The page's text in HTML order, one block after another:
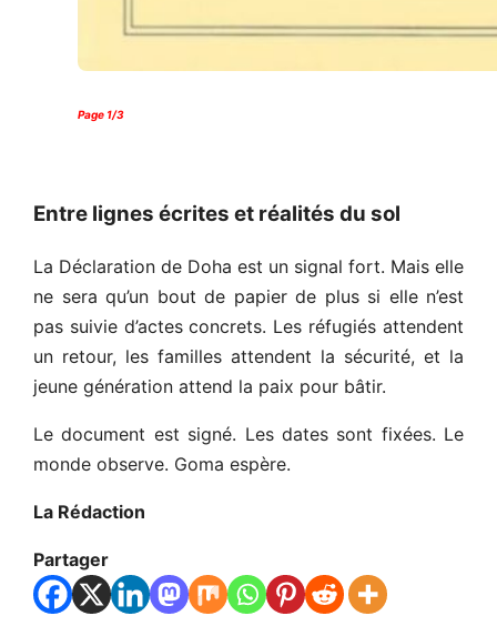
Page 1/3
Entre lignes écrites et réalités du sol
La Déclaration de Doha est un signal fort. Mais elle
ne sera qu’un bout de papier de plus si elle n’est
pas suivie d’actes concrets. Les réfugiés attendent
un retour, les familles attendent la sécurité, et la
jeune génération attend la paix pour bâtir.
Le document est signé. Les dates sont fixées. Le
monde observe. Goma espère.
La Rédaction
Partager